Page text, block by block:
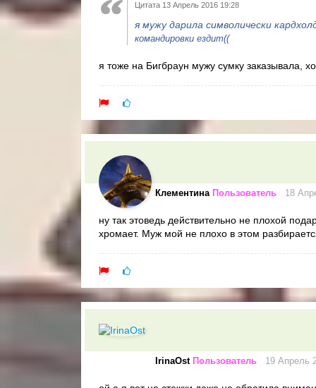
Цитата 13 Апрель 2016 19:28
я мужу дарила символически
командировки ездит((
я тоже на Бигбраун мужу сумку заказывала,
Клементина Пользователь 18
ну так этоведь действительно не плохой
хромает. Муж мой не плохо в этом
IrinaOst Пользователь 19 Апрель